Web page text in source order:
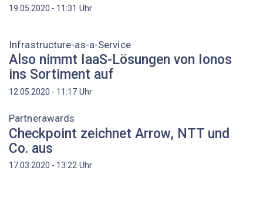
19.05.2020 - 11:31 Uhr
Infrastructure-as-a-Service
Also nimmt IaaS-Lösungen von Ionos
ins Sortiment auf
12.05.2020 - 11:17 Uhr
Partnerawards
Checkpoint zeichnet Arrow, NTT und
Co. aus
17.03.2020 - 13:22 Uhr